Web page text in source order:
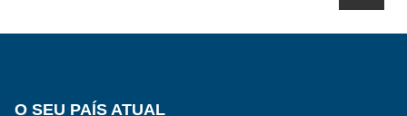
O SEU PAÍS ATUAL